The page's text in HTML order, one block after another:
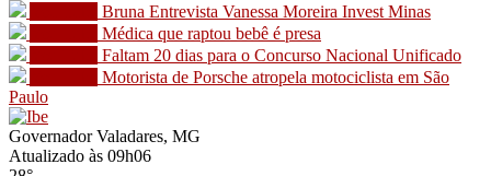
Bruna Entrevista Vanessa Moreira Invest Minas
Médica que raptou bebê é presa
Faltam 20 dias para o Concurso Nacional Unificado
Motorista de Porsche atropela motociclista em São
Paulo
Governador Valadares, MG
Atualizado às 09h06